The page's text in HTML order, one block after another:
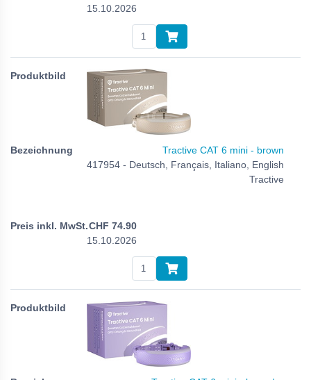
15.10.2026
Tractive CAT 6 mini - brown
417954 - Deutsch, Français, Italiano, English
Tractive
CHF 74.90
15.10.2026